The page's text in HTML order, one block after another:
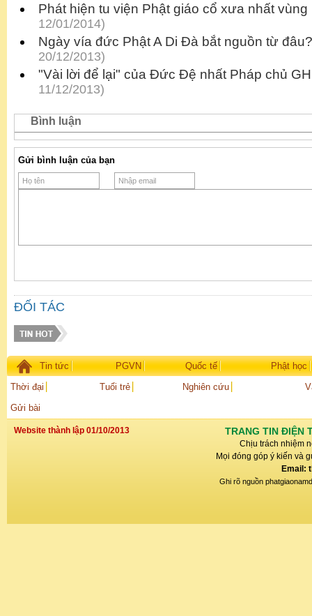
Phát hiện tu viện Phật giáo cổ xưa nhất vùng
12/01/2014)
Ngày vía đức Phật A Di Đà bắt nguồn từ đâu?
20/12/2013)
"Vài lời để lại" của Đức Đệ nhất Pháp chủ
11/12/2013)
Bình luận
Gửi bình luận của bạn
ĐỐI TÁC
Tin tức PGVN Quốc tế
Phật học
Thời đại
Tuổi trẻ Nghiên cứu
Gửi bài
Website thành lập 01/10/2013 TRANG TIN ĐIỆN
Chịu trách nhiệm
Mọi đóng góp ý kiến và
Email:
Ghi rõ nguồn